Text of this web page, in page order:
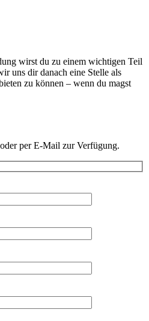
wirst du zu einem wichtigen Teil
uns dir danach eine Stelle als
zu können – wenn du magst
per E-Mail zur Verfügung.